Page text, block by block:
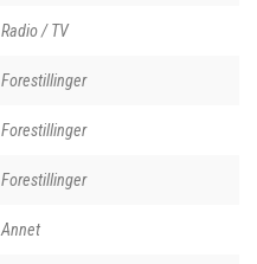
Radio / TV
Forestillinger
Forestillinger
Forestillinger
Annet